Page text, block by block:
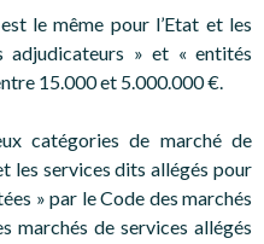
le même pour l’Etat et les
adjudicateurs » et « entités
15.000 et 5.000.000 €.
catégories de marché de
les services dits allégés pour
» par le Code des marchés
marchés de services allégés